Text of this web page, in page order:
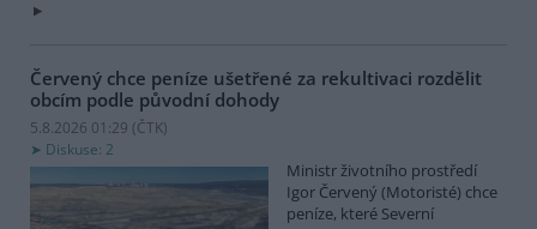
Červený chce peníze ušetřené za rekultivaci rozdělit
obcím podle původní dohody
5.8.2026 01:29 (ČTK)
Diskuse: 2
Ministr životního prostředí
Igor Červený (Motoristé) chce
peníze, které Severní